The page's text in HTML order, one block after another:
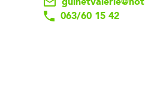
063/60 15 42